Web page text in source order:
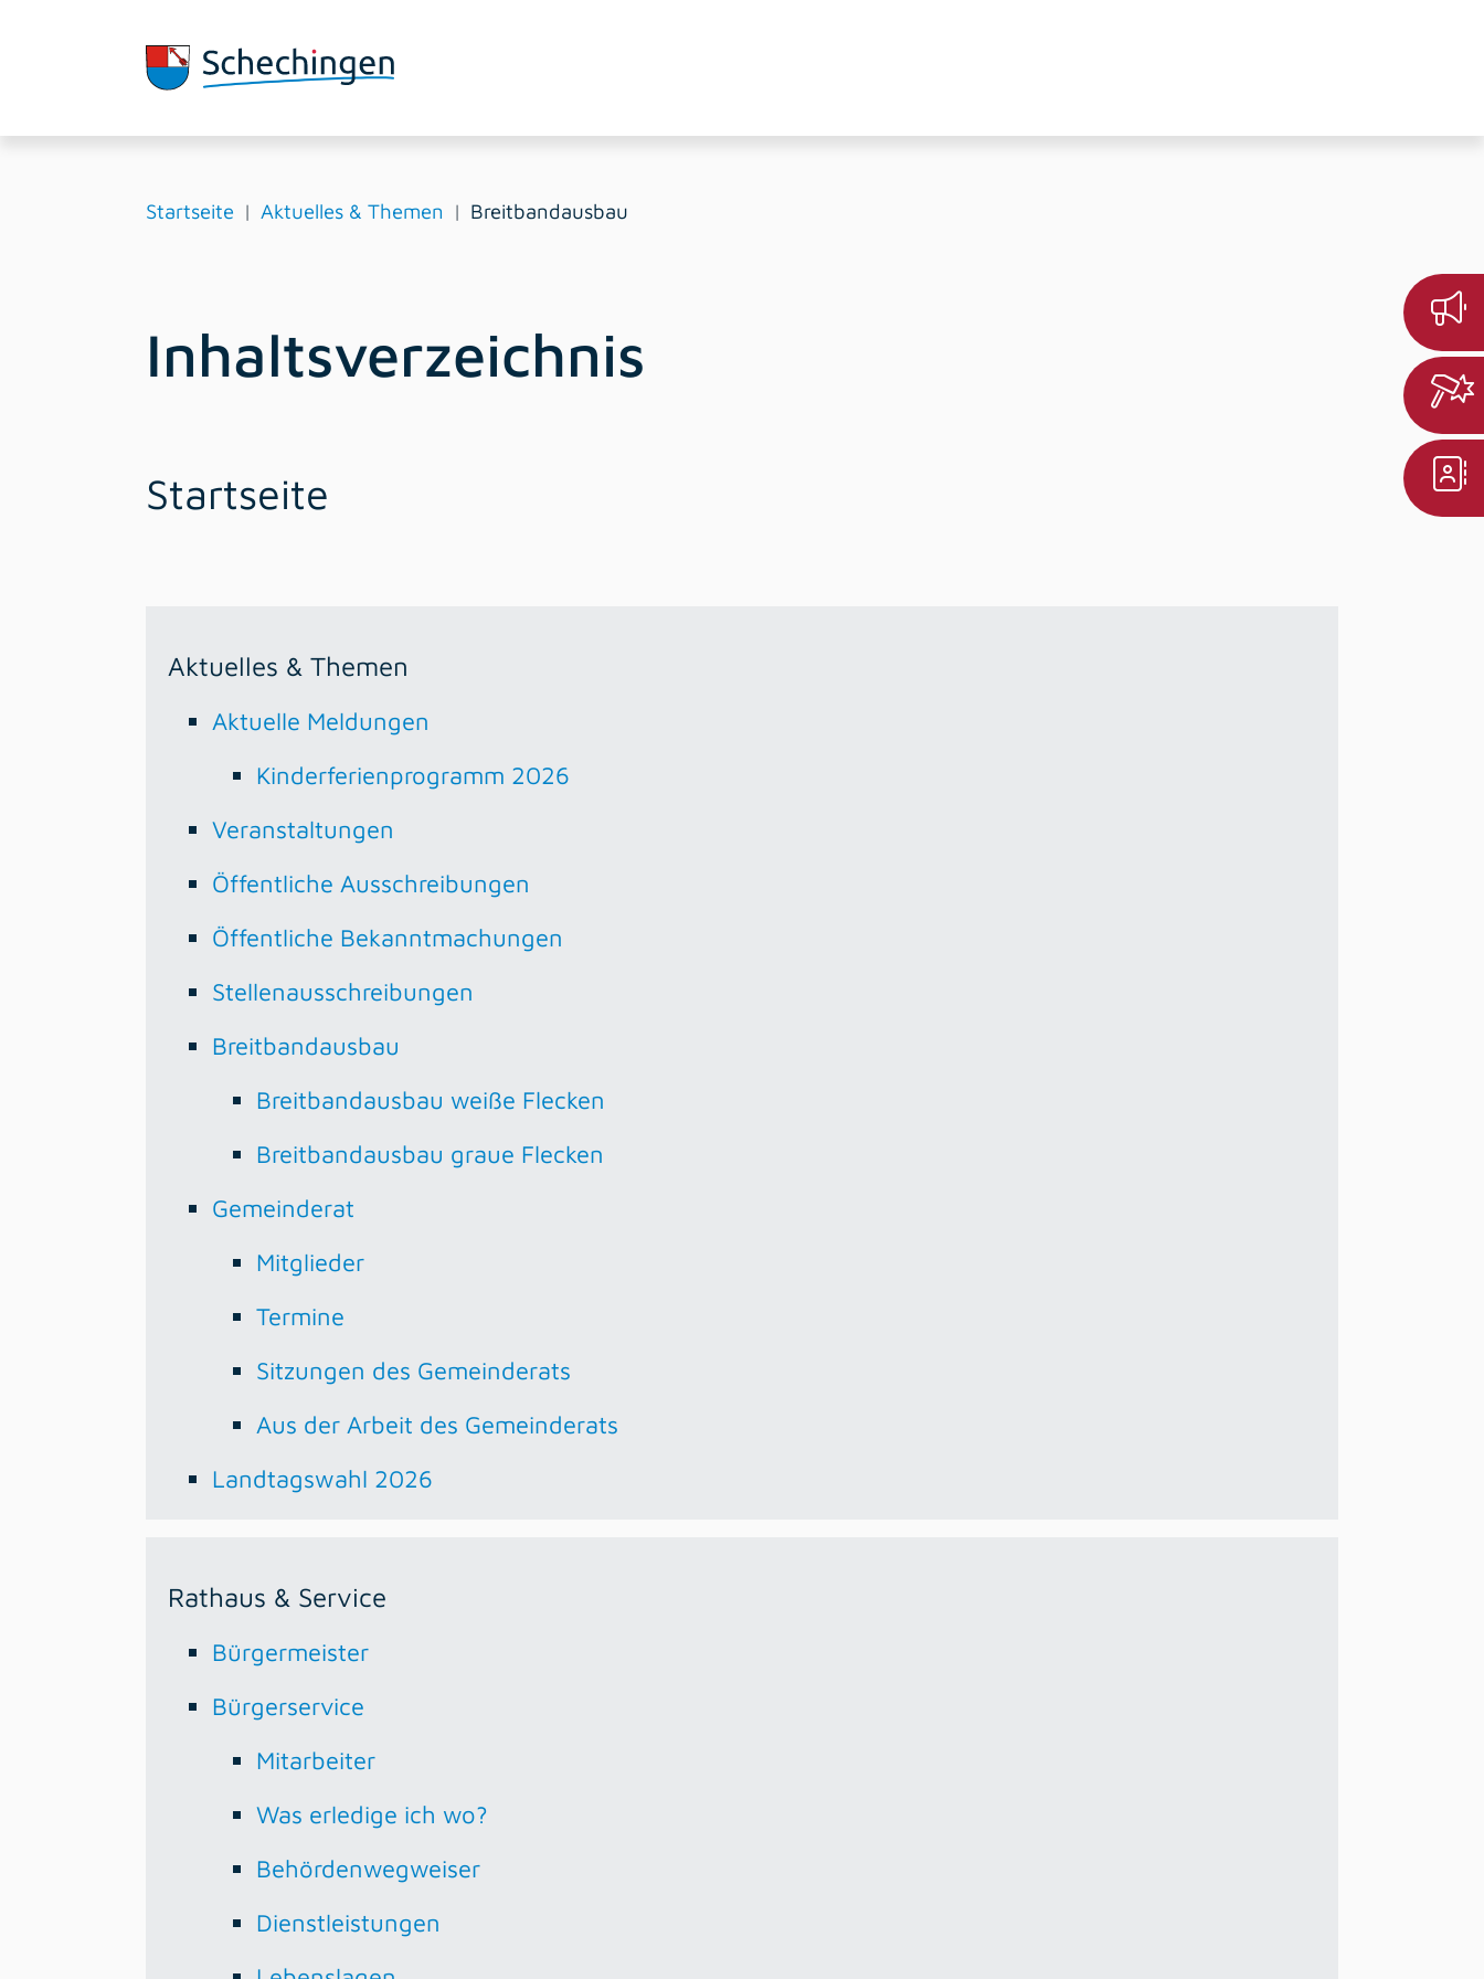
Startseite Aktuelles & Themen Breitbandausbau
Inhaltsverzeichnis
Startseite
Aktuelles & Themen
Aktuelle Meldungen
Kinderferienprogramm 2026
Veranstaltungen
Öffentliche Ausschreibungen
Öffentliche Bekanntmachungen
Stellenausschreibungen
Breitbandausbau
Breitbandausbau weiße Flecken
Breitbandausbau graue Flecken
Gemeinderat
Mitglieder
Termine
Sitzungen des Gemeinderats
Aus der Arbeit des Gemeinderats
Landtagswahl 2026
Rathaus & Service
Bürgermeister
Bürgerservice
Mitarbeiter
Was erledige ich wo?
Behördenwegweiser
Dienstleistungen